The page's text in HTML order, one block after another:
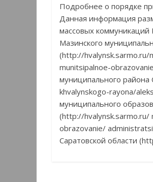
Подробнее о порядке
Данная информация
массовых
Мазинского
(http://hvalynsk.sarmo.ru/
munitsipalnoe-
муниципального района
khvalynskogo-rayona/
муниципального
(http://hvalynsk.sarmo.ru/
obrazovanie/
Саратовской области